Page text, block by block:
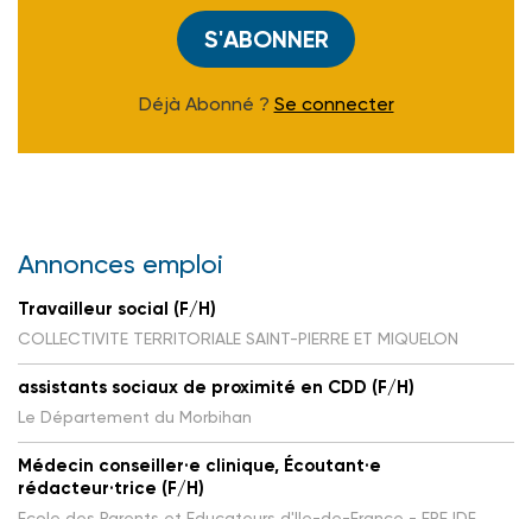
S'ABONNER
Déjà Abonné ? Se connecter
Annonces emploi
Travailleur social (F/H)
COLLECTIVITE TERRITORIALE SAINT-PIERRE ET MIQUELON
assistants sociaux de proximité en CDD (F/H)
Le Département du Morbihan
Médecin conseiller·e clinique, Écoutant·e
rédacteur·trice (F/H)